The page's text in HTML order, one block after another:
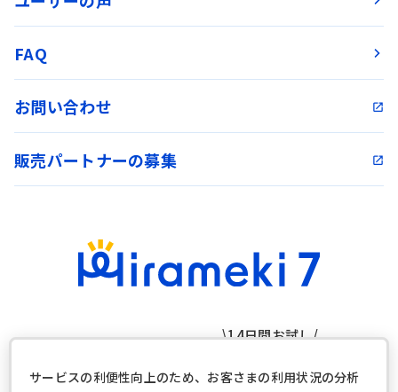
FAQ
お問い合わせ
販売パートナーの募集
\14日間お試し/
サービスの利便性向上のため、お客さまの利用状況の分析